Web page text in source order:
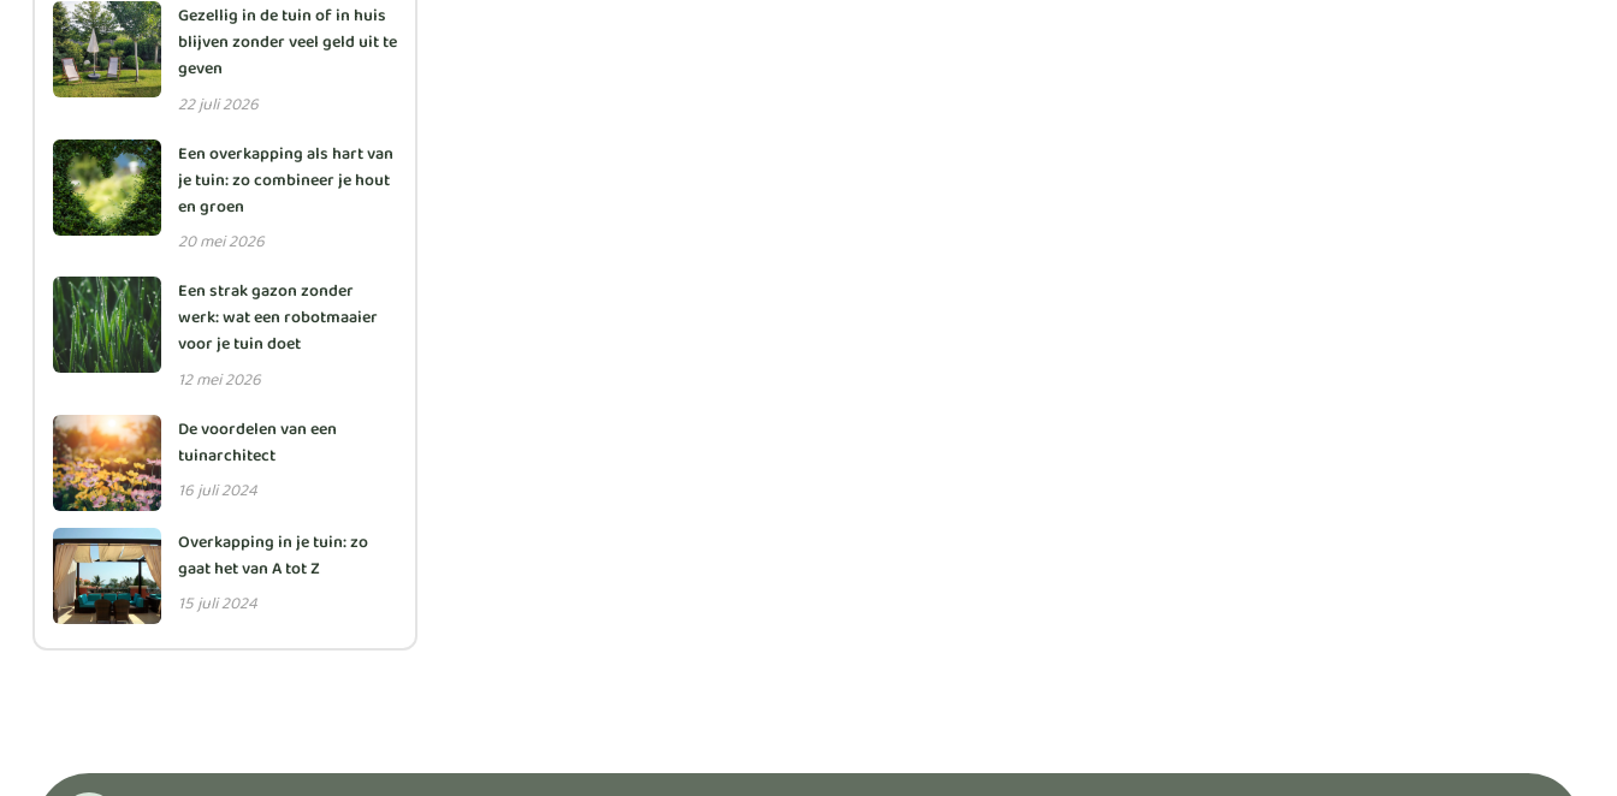
Gezellig in de tuin of in huis
blijven zonder veel geld uit te
geven
22 juli 2026
Een overkapping als hart van
je tuin: zo combineer je hout
en groen
20 mei 2026
Een strak gazon zonder
werk: wat een robotmaaier
voor je tuin doet
12 mei 2026
De voordelen van een
tuinarchitect
16 juli 2024
Overkapping in je tuin: zo
gaat het van A tot Z
15 juli 2024